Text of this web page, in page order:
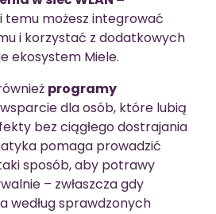
temu możesz integrować
i korzystać z dodatkowych
ekosystem Miele.
programy
dla osób, które lubią
bez ciągłego dostrajania
pomaga prowadzić
sposób, aby potrawy
– zwłaszcza gdy
według sprawdzonych